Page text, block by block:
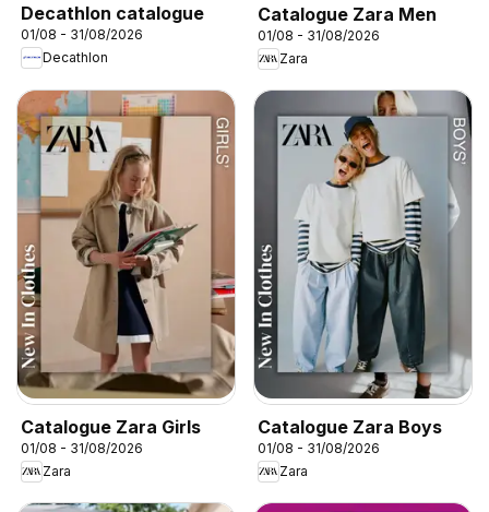
Decathlon catalogue
01/08 - 31/08/2026
Decathlon
Catalogue Zara Men
01/08 - 31/08/2026
Zara
Catalogue Zara Girls
01/08 - 31/08/2026
Zara
Catalogue Zara Boys
01/08 - 31/08/2026
Zara